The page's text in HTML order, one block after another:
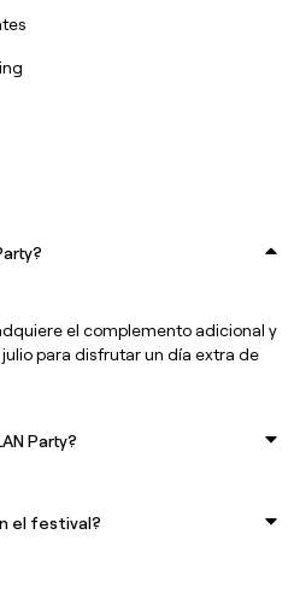
el complemento adicional y
para disfrutar un día extra de
Party?
el festival?